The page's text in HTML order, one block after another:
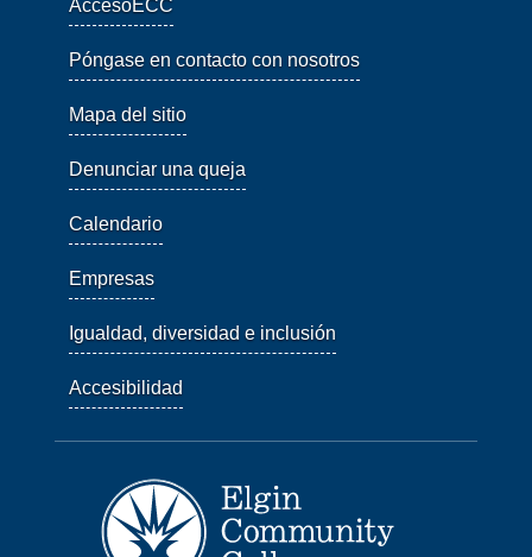
AccesoECC
Póngase en contacto con nosotros
Mapa del sitio
Denunciar una queja
Calendario
Empresas
Igualdad, diversidad e inclusión
Accesibilidad